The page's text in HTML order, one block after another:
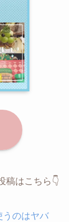
稿はこちら👇
うのはヤバ